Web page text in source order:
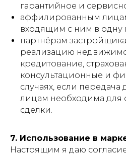
гарантийное и
аффилированным
входящим с ним в одну
партнёрам
реализацию
кредитование,
консультационные и
случаях, если передача
лицам необходима для
сделки.
7. Использование в
Настоящим я даю